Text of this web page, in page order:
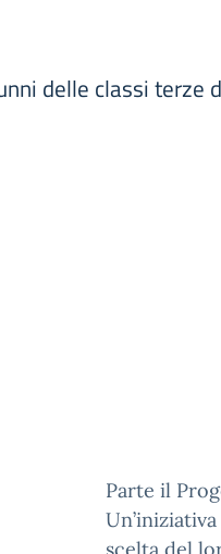
delle classi terze
Parte il